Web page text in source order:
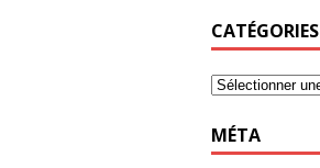
CATÉGORIES
MÉTA